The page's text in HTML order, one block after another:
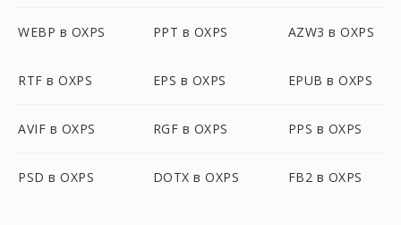
WEBP в OXPS PPT в OXPS AZW3 в OXPS
RTF в OXPS EPS в OXPS EPUB в OXPS
AVIF в OXPS RGF в OXPS PPS в OXPS
PSD в OXPS DOTX в OXPS FB2 в OXPS